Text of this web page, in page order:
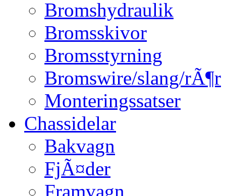
Bromshydraulik
Bromsskivor
Bromsstyrning
Bromswire/slang/rÃ¶r
Monteringssatser
Chassidelar
Bakvagn
FjÃ¤der
Framvagn